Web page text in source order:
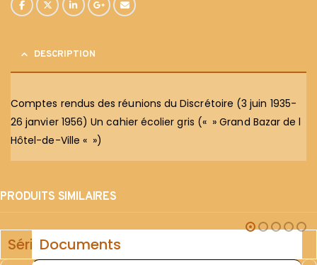
DESCRIPTION
Comptes rendus des réunions du Discrétoire (3 juin 1935-
26 janvier 1956) Un cahier écolier gris (« » Grand Bazar de l
Hôtel-de-Ville « »)
PRODUITS SIMILAIRES
SérieDocuments